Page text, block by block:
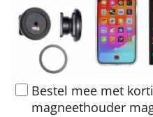
Bestel mee met
magneethouder